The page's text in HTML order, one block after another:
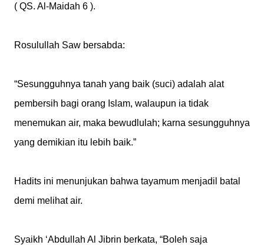
( QS. Al-Maidah 6 ).
Rosulullah Saw bersabda:
“Sesungguhnya tanah yang baik (suci) adalah alat
pembersih bagi orang Islam, walaupun ia tidak
menemukan air, maka bewudlulah; karna sesungguhnya
yang demikian itu lebih baik.”
Hadits ini menunjukan bahwa tayamum menjadil batal
demi melihat air.
Syaikh ‘Abdullah Al Jibrin berkata, “Boleh saja